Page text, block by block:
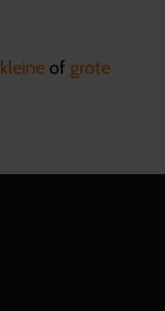
kleine of grote